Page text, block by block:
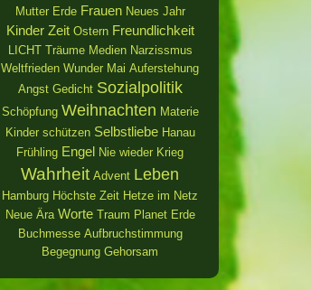
Mutter Erde Frauen Neues Jahr
Kinder Zeit Ostern Freundlichkeit
LICHT Träume Medien Narzissmus
Weltfrieden Wunder Mai Auferstehung
Angst Gedicht Sozialpolitik
Schöpfung Weihnachten Materie
Kinder schützen Selbstliebe Hanau
Frühling Engel Nie wieder Krieg
Wahrheit Advent Leben
Hamburg Höchste Zeit Hetze im Netz
Neue Ära Worte Traum Planet Erde
Buchmesse Aufbruchstimmung
Begegnung Gehorsam